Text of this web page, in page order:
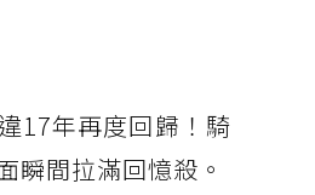
17年再度回歸！騎
瞬間拉滿回憶殺。